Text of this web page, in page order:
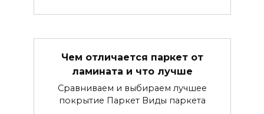
Чем отличается паркет от
ламината и что лучше
Сравниваем и выбираем лучшее
покрытие Паркет Виды паркета